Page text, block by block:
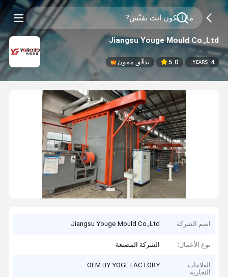
Jiangsu Youge Mould Co.,Ltd
4
YEARS
5.0 يدقّق ممون
اسم الشركة Jiangsu Youge Mould Co.,Ltd
نوع الأعمال: الشركة المصنعة
العلامات
التجارية:
OEM BY YOGE FACTORY